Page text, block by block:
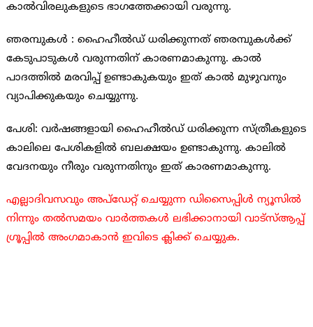
കാല്‍വിരലുകളുടെ ഭാഗത്തേക്കായി വരുന്നു.
ഞരമ്പുകള്‍ ‍: ഹൈഹീല്‍ഡ് ധരിക്കുന്നത് ഞരമ്പുകള്‍ക്ക്
കേടുപാടുകള്‍ വരുന്നതിന് കാരണമാകുന്നു. കാല്‍
പാദത്തില്‍ മരവിപ്പ് ഉണ്ടാകുകയും ഇത് കാല്‍ മുഴുവനും
വ്യാപിക്കുകയും ചെയ്യുന്നു.
പേശി: വര്‍ഷങ്ങളായി ഹൈഹീല്‍ഡ് ധരിക്കുന്ന സ്ത്രീകളുടെ
കാലിലെ പേശികളില്‍ ബലക്ഷയം ഉണ്ടാകുന്നു. കാലില്‍
വേദനയും നീരും വരുന്നതിനും ഇത് കാരണമാകുന്നു.
എല്ലാദിവസവും അപ്ഡേറ്റ് ചെയ്യുന്ന ഡിസൈപ്പിൾ ന്യൂസിൽ
നിന്നും തൽസമയം വാർത്തകൾ ലഭിക്കാനായി വാട്സ്ആപ്പ്
ഗ്രൂപ്പിൽ അംഗമാകാൻ ഇവിടെ ക്ലിക്ക് ചെയ്യുക.